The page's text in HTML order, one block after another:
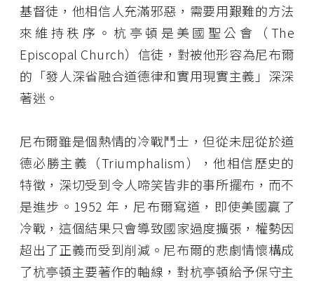
基督徒，他相信人充滿邪惡，需要用艱難的方法
來維持秩序。杭亭頓是美國聖公會（The
Episcopal Church）信徒，對被他形容為尼布爾
的「發人深省融合道德律和實用現實主義」深深
著迷。
尼布爾雖是個熱情的冷戰鬥士，但從未屈從於道
德必勝主義（Triumphalism），他相信歷史的
特徵，深切受到令人啼笑皆非的事所擺布，而不
是進步。1952 年，尼布爾寫道，即使美國贏了
冷戰，這個結果只會導致國家過度擴張，權勢因
超出了正義而受到削減。尼布爾的悲劇情懷構成
了杭亭頓主要著作的軸線，對杭亭頓給予保守主